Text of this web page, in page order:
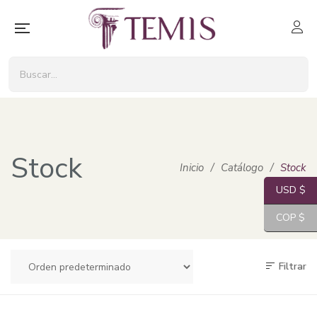
Stock Inicio / Catálogo / Stock
Filtrar
USD $
COP $